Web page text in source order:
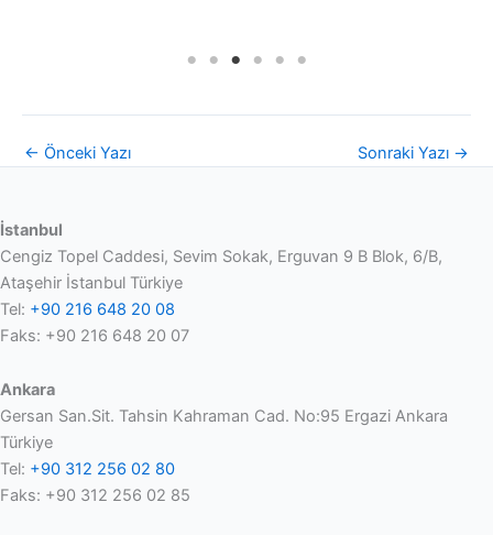
← Önceki Yazı Sonraki Yazı →
İstanbul
Cengiz Topel Caddesi, Sevim Sokak, Erguvan 9 B Blok, 6/B,
Ataşehir İstanbul Türkiye
Tel: +90 216 648 20 08
Faks: +90 216 648 20 07
Ankara
Gersan San.Sit. Tahsin Kahraman Cad. No:95 Ergazi Ankara
Türkiye
Tel: +90 312 256 02 80
Faks: +90 312 256 02 85